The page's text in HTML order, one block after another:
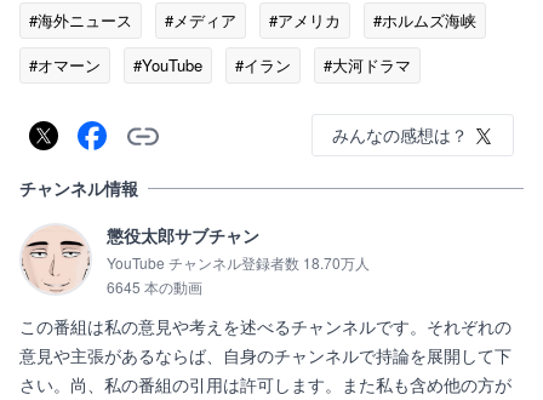
#海外ニュース #メディア #アメリカ
#ホルムズ海峡
#オマーン
#YouTube #イラン #大河ドラマ
みんなの感想は？
チャンネル情報
懲役太郎サブチャン
YouTube チャンネル登録者数 18.70万人
6645 本の動画
この番組は私の意見や考えを述べるチャンネルです。それぞれの
意見や主張があるならば、自身のチャンネルで持論を展開して下
さい。尚、私の番組の引用は許可します。また私も含め他の方が